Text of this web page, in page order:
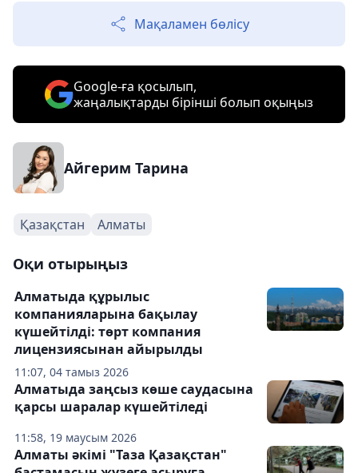
Мақаламен бөлісу
Google-ға қосылып,
жаңалықтарды бірінші болып оқыңыз
Айгерим Тарина
Қазақстан Алматы
Оқи отырыңыз
11:07, 04 тамыз 2026
Алматыда құрылыс
компанияларына бақылау
күшейтілді: төрт компания
лицензиясынан айырылды
11:58, 19 маусым 2026
Алматыда заңсыз көше саудасына
қарсы шаралар күшейтіледі
Алматы әкімі "Таза Қазақстан"